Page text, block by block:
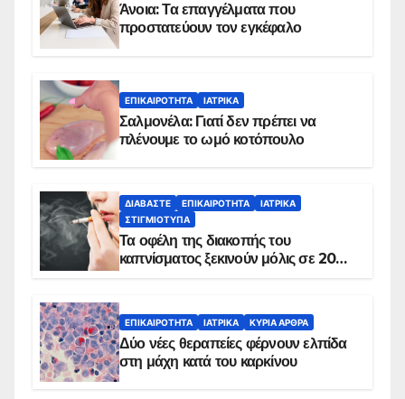
Άνοια: Τα επαγγέλματα που
προστατεύουν τον εγκέφαλο
ΕΠΙΚΑΙΡΌΤΗΤΑ ΙΑΤΡΙΚΆ
Σαλμονέλα: Γιατί δεν πρέπει να
πλένουμε το ωμό κοτόπουλο
ΔΙΑΒΆΣΤΕ ΕΠΙΚΑΙΡΌΤΗΤΑ
ΙΑΤΡΙΚΆ
ΣΤΙΓΜΙΌΤΥΠΑ
Τα οφέλη της διακοπής του
καπνίσματος ξεκινούν μόλις σε 20
ΕΠΙΚΑΙΡΌΤΗΤΑ ΙΑΤΡΙΚΆ ΚΥΡΙΑ ΑΡΘΡΑ
Δύο νέες θεραπείες φέρνουν ελπίδα
στη μάχη κατά του καρκίνου